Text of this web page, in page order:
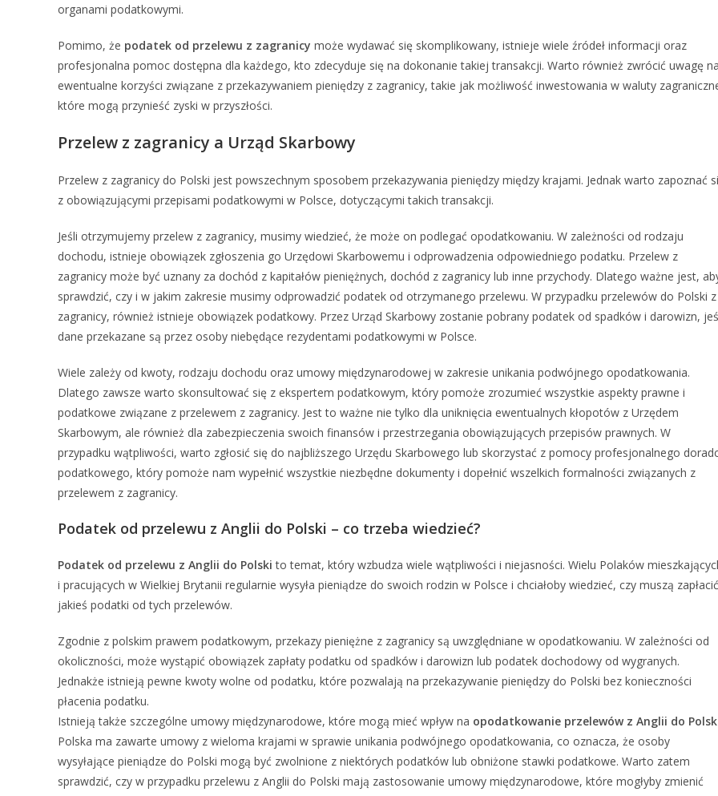
organami podatkowymi.
Pomimo, że podatek od przelewu z zagranicy może wydawać się skomplikowany, istnieje wiele źródeł informacji oraz
profesjonalna pomoc dostępna dla każdego, kto zdecyduje się na dokonanie takiej transakcji. Warto również zwrócić uwagę
ewentualne korzyści związane z przekazywaniem pieniędzy z zagranicy, takie jak możliwość inwestowania w waluty
które mogą przynieść zyski w przyszłości.
Przelew z zagranicy a Urząd Skarbowy
Przelew z zagranicy do Polski jest powszechnym sposobem przekazywania pieniędzy między krajami. Jednak warto zapoznać
z obowiązującymi przepisami podatkowymi w Polsce, dotyczącymi takich transakcji.
Jeśli otrzymujemy przelew z zagranicy, musimy wiedzieć, że może on podlegać opodatkowaniu. W zależności od rodzaju
dochodu, istnieje obowiązek zgłoszenia go Urzędowi Skarbowemu i odprowadzenia odpowiedniego podatku. Przelew z
zagranicy może być uznany za dochód z kapitałów pieniężnych, dochód z zagranicy lub inne przychody. Dlatego ważne jest,
sprawdzić, czy i w jakim zakresie musimy odprowadzić podatek od otrzymanego przelewu. W przypadku przelewów do Polski z
zagranicy, również istnieje obowiązek podatkowy. Przez Urząd Skarbowy zostanie pobrany podatek od spadków i darowizn,
dane przekazane są przez osoby niebędące rezydentami podatkowymi w Polsce.
Wiele zależy od kwoty, rodzaju dochodu oraz umowy międzynarodowej w zakresie unikania podwójnego opodatkowania.
Dlatego zawsze warto skonsultować się z ekspertem podatkowym, który pomoże zrozumieć wszystkie aspekty prawne i
podatkowe związane z przelewem z zagranicy. Jest to ważne nie tylko dla uniknięcia ewentualnych kłopotów z Urzędem
Skarbowym, ale również dla zabezpieczenia swoich finansów i przestrzegania obowiązujących przepisów prawnych. W
przypadku wątpliwości, warto zgłosić się do najbliższego Urzędu Skarbowego lub skorzystać z pomocy profesjonalnego
podatkowego, który pomoże nam wypełnić wszystkie niezbędne dokumenty i dopełnić wszelkich formalności związanych z
przelewem z zagranicy.
Podatek od przelewu z Anglii do Polski – co trzeba wiedzieć?
Podatek od przelewu z Anglii do Polski to temat, który wzbudza wiele wątpliwości i niejasności. Wielu Polaków
i pracujących w Wielkiej Brytanii regularnie wysyła pieniądze do swoich rodzin w Polsce i chciałoby wiedzieć, czy muszą zapłacić
jakieś podatki od tych przelewów.
Zgodnie z polskim prawem podatkowym, przekazy pieniężne z zagranicy są uwzględniane w opodatkowaniu. W zależności od
okoliczności, może wystąpić obowiązek zapłaty podatku od spadków i darowizn lub podatek dochodowy od wygranych.
Jednakże istnieją pewne kwoty wolne od podatku, które pozwalają na przekazywanie pieniędzy do Polski bez konieczności
płacenia podatku.
Istnieją także szczególne umowy międzynarodowe, które mogą mieć wpływ na opodatkowanie przelewów z Anglii do
Polska ma zawarte umowy z wieloma krajami w sprawie unikania podwójnego opodatkowania, co oznacza, że osoby
wysyłające pieniądze do Polski mogą być zwolnione z niektórych podatków lub obniżone stawki podatkowe. Warto zatem
sprawdzić, czy w przypadku przelewu z Anglii do Polski mają zastosowanie umowy międzynarodowe, które mogłyby zmienić